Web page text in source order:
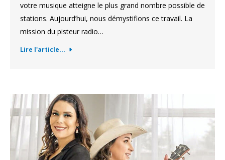
votre musique atteigne le plus grand nombre possible de
stations. Aujourd’hui, nous démystifions ce travail. La
mission du pisteur radio…
Lire l'article...